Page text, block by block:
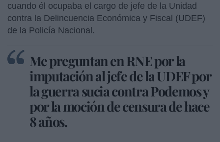
cuando él ocupaba el cargo de jefe de la Unidad
contra la Delincuencia Económica y Fiscal (UDEF)
de la Policía Nacional.
Me preguntan en RNE por la
imputación al jefe de la UDEF por
la guerra sucia contra Podemos y
por la moción de censura de hace
8 años.